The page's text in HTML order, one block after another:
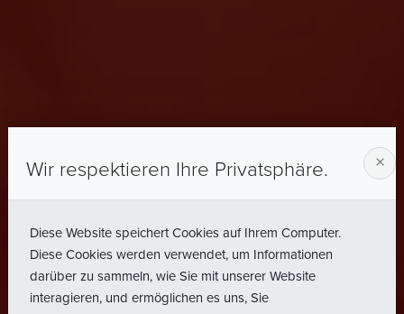
Wir respektieren Ihre Privatsphäre. ×
Diese Website speichert Cookies auf Ihrem Computer.
Diese Cookies werden verwendet, um Informationen
darüber zu sammeln, wie Sie mit unserer Website
interagieren, und ermöglichen es uns, Sie